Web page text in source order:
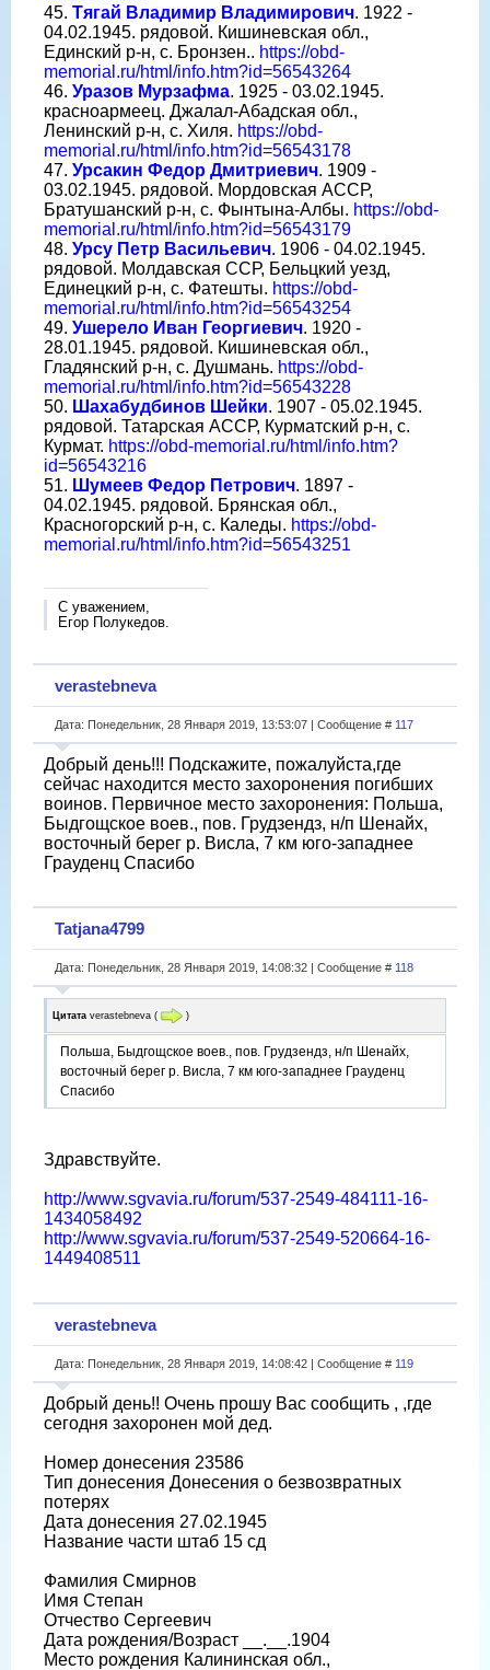
45. Тягай Владимир Владимирович. 1922 -
04.02.1945. рядовой. Кишиневская обл.,
Единский р-н, с. Бронзен.. https://obd-
memorial.ru/html/info.htm?id=56543264
46. Уразов Мурзафма. 1925 - 03.02.1945.
красноармеец. Джалал-Абадская обл.,
Ленинский р-н, с. Хиля. https://obd-
memorial.ru/html/info.htm?id=56543178
47. Урсакин Федор Дмитриевич. 1909 -
03.02.1945. рядовой. Мордовская АССР,
Братушанский р-н, с. Фынтына-Албы. https://obd-
memorial.ru/html/info.htm?id=56543179
48. Урсу Петр Васильевич. 1906 - 04.02.1945.
рядовой. Молдавская ССР, Бельцкий уезд,
Единецкий р-н, с. Фатешты. https://obd-
memorial.ru/html/info.htm?id=56543254
49. Ушерело Иван Георгиевич. 1920 -
28.01.1945. рядовой. Кишиневская обл.,
Гладянский р-н, с. Душмань. https://obd-
memorial.ru/html/info.htm?id=56543228
50. Шахабудбинов Шейки. 1907 - 05.02.1945.
рядовой. Татарская АССР, Курматский р-н, с.
Курмат. https://obd-memorial.ru/html/info.htm?
id=56543216
51. Шумеев Федор Петрович. 1897 -
04.02.1945. рядовой. Брянская обл.,
Красногорский р-н, с. Каледы. https://obd-
memorial.ru/html/info.htm?id=56543251
С уважением,
Егор Полукедов.
verastebneva
Дата: Понедельник, 28 Января 2019, 13:53:07 | Сообщение # 117
Добрый день!!! Подскажите, пожалуйста,где
сейчас находится место захоронения погибших
воинов. Первичное место захоронения: Польша,
Быдгощское воев., пов. Грудзендз, н/п Шенайх,
восточный берег р. Висла, 7 км юго-западнее
Грауденц Спасибо
Tatjana4799
Дата: Понедельник, 28 Января 2019, 14:08:32 | Сообщение # 118
Цитата verastebneva ( )
Польша, Быдгощское воев., пов. Грудзендз, н/п Шенайх,
восточный берег р. Висла, 7 км юго-западнее Грауденц
Спасибо
Здравствуйте.
http://www.sgvavia.ru/forum/537-2549-484111-16-
1434058492
http://www.sgvavia.ru/forum/537-2549-520664-16-
1449408511
verastebneva
Дата: Понедельник, 28 Января 2019, 14:08:42 | Сообщение # 119
Добрый день!! Очень прошу Вас сообщить , ,где
сегодня захоронен мой дед.
Номер донесения 23586
Тип донесения Донесения о безвозвратных
потерях
Дата донесения 27.02.1945
Название части штаб 15 сд
Фамилия Смирнов
Имя Степан
Отчество Сергеевич
Дата рождения/Возраст __.__.1904
Место рождения Калининская обл.,